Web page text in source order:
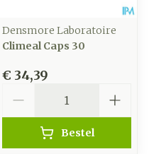
Densmore Laboratoire
Climeal Caps 30
€ 34,39
Bestel